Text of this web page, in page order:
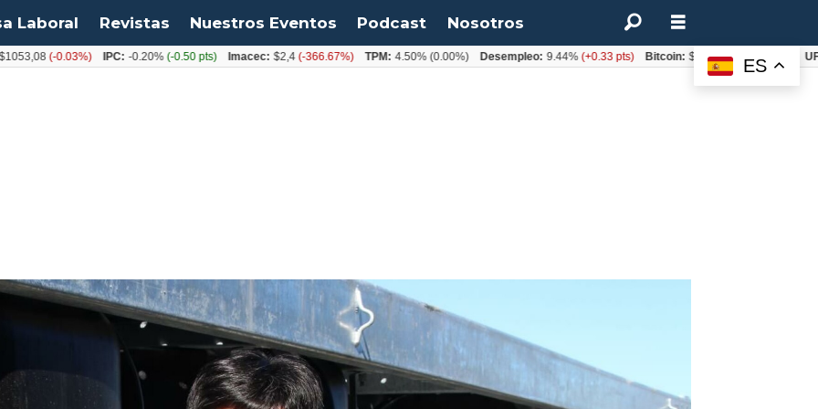
Laboral Revistas Nuestros Eventos Podcast Nosotros
ES
(-0.03%) IPC: -0.20%(-0.50 pts) Imacec: $2,4(-366.67%) TPM: 4.50% (0.00%) Desempleo: 9.44% (+0.33 pts) Bitcoin: $64.600,08(+2.93%)